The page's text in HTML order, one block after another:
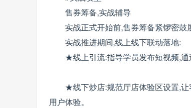
售券筹备,实战辅导
实战正式开始前,售券筹备紧锣密
实战推进期间,线上线下联动落地:
★线上引流:指导学员发布短视频,通
★线下炒店:规范厅店体验区设置,让
用户体验。